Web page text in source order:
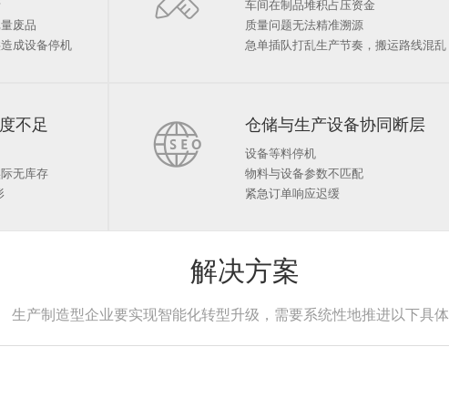
废品
成设备停机
车间在制品堆积占压资金
质量问题无法精准溯源
急单插队打乱生产节奏，搬运路线混乱
不足
无库存
 仓储与生产设备协同断层
设备等料停机
物料与设备参数不匹配
紧急订单响应迟缓
解决方案
生产制造型企业要实现智能化转型升级，需要系统性地推进以下具